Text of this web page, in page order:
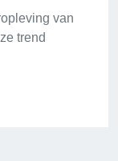
van
trend